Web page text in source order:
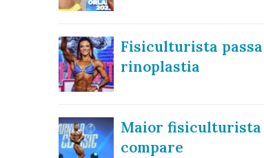
Fisiculturista
rinoplastia
Maior fisiculturista
compare